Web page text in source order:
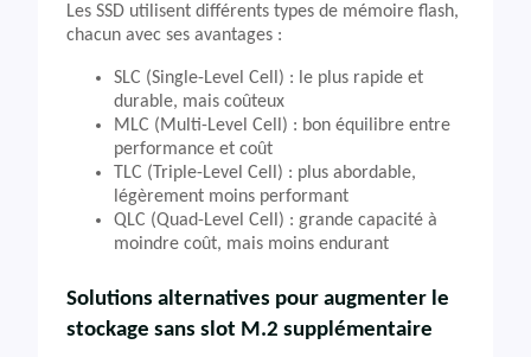
Les SSD utilisent différents types de mémoire flash,
chacun avec ses avantages :
SLC (Single-Level Cell) : le plus rapide et
durable, mais coûteux
MLC (Multi-Level Cell) : bon équilibre entre
performance et coût
TLC (Triple-Level Cell) : plus abordable,
légèrement moins performant
QLC (Quad-Level Cell) : grande capacité à
moindre coût, mais moins endurant
Solutions alternatives pour augmenter le
stockage sans slot M.2 supplémentaire